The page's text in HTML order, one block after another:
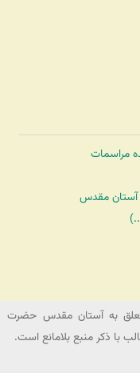
مراسمات
آستان مقدس
به آستان مقدس حضرت
با ذکر منبع بلامانع است.